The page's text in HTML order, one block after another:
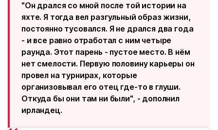
"Он дрался со мной после той истории на
яхте. Я тогда вел разгульный образ жизни,
постоянно тусовался. Я не дрался два года
- и все равно отработал с ним четыре
раунда. Этот парень - пустое место. В нём
нет смелости. Первую половину карьеры он
провел на турнирах, которые
организовывал его отец где-то в глуши.
Откуда бы они там ни были", - дополнил
ирландец.